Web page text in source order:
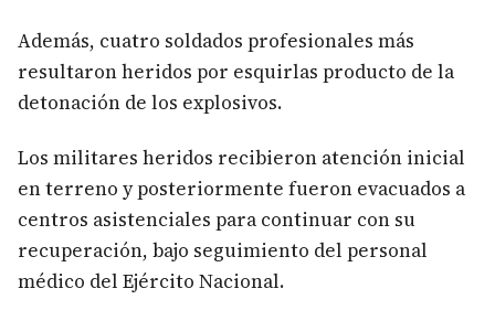
Además, cuatro soldados profesionales más
resultaron heridos por esquirlas producto de la
detonación de los explosivos.
Los militares heridos recibieron atención inicial
en terreno y posteriormente fueron evacuados a
centros asistenciales para continuar con su
recuperación, bajo seguimiento del personal
médico del Ejército Nacional.